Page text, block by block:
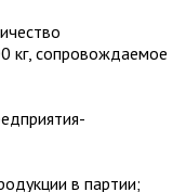
кг, сопровождаемое
в партии;